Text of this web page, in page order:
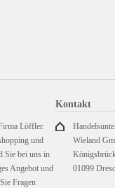
Löffler.
und
Sie bei uns in
Angebot und
Fragen
Kontakt
Wieland
01099